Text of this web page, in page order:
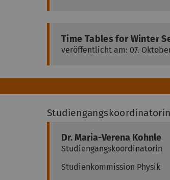
Time Tables for Winter
veröffentlicht am: 07.
Studiengangskoordinatorin
Dr.Maria-Verena Kohnle
Studiengangskoordinatorin
Studienkommission Physik